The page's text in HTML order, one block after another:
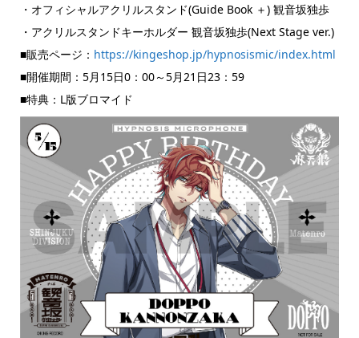
・オフィシャルアクリルスタンド(Guide Book ＋) 観音坂独歩
・アクリルスタンドキーホルダー 観音坂独歩(Next Stage ver.)
■販売ページ： https://kingeshop.jp/hypnosismic/index.html
■開催期間：5月15日0：00～5月21日23：59
■特典：L版ブロマイド